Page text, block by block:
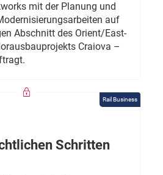
mit der Planung und
auf
Abschnitt des Orient/East-
Craiova –
Rail Business
Schritten